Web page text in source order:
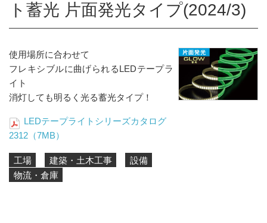
ト蓄光 片面発光タイプ(2024/3)
使用場所に合わせて
フレキシブルに曲げられるLEDテープラ
イト
消灯しても明るく光る蓄光タイプ！
LEDテープライトシリーズカタログ
2312（7MB）
工場 建築・土木工事
設備
物流・倉庫